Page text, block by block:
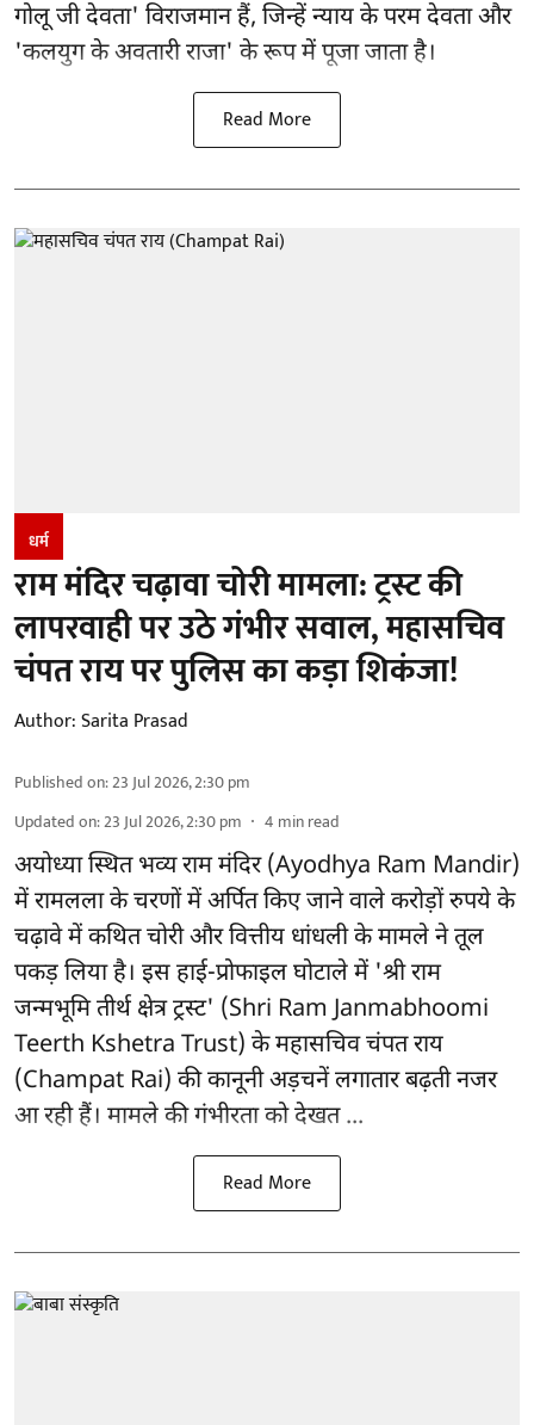
गोलू जी देवता' विराजमान हैं, जिन्हें न्याय के परम देवता और
'कलयुग के अवतारी राजा' के रूप में पूजा जाता है।
Read More
धर्म
राम मंदिर चढ़ावा चोरी मामला: ट्रस्ट की
लापरवाही पर उठे गंभीर सवाल, महासचिव
चंपत राय पर पुलिस का कड़ा शिकंजा!
Author:Sarita Prasad
Published on:23 Jul 2026, 2:30 pm
Updated on:23 Jul 2026, 2:30 pm 4 min read
अयोध्या स्थित भव्य राम मंदिर (Ayodhya Ram Mandir)
में रामलला के चरणों में अर्पित किए जाने वाले करोड़ों रुपये के
चढ़ावे में कथित चोरी और वित्तीय धांधली के मामले ने तूल
पकड़ लिया है। इस हाई-प्रोफाइल घोटाले में 'श्री राम
जन्मभूमि तीर्थ क्षेत्र ट्रस्ट' (Shri Ram Janmabhoomi
Teerth Kshetra Trust) के महासचिव चंपत राय
(Champat Rai) की कानूनी अड़चनें लगातार बढ़ती नजर
आ रही हैं। मामले की गंभीरता को देखत ...
Read More